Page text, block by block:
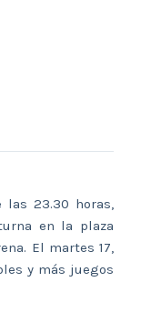
23.30 horas,
en la plaza
El martes 17,
y más juegos